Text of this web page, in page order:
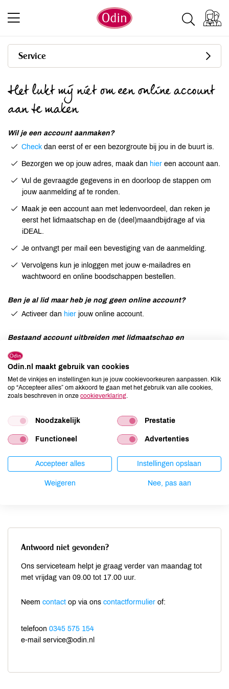
Service
Het lukt mij niet om een online account
aan te maken
Wil je een account aanmaken?
Check dan eerst of er een bezorgroute bij jou in de buurt is.
Bezorgen we op jouw adres, maak dan hier een account aan.
Vul de gevraagde gegevens in en doorloop de stappen om
jouw aanmelding af te ronden.
Maak je een account aan met ledenvoordeel, dan reken je
eerst het lidmaatschap en de (deel)maandbijdrage af via
iDEAL.
Je ontvangt per mail een bevestiging van de aanmelding.
Vervolgens kun je inloggen met jouw e-mailadres en
wachtwoord en online boodschappen bestellen.
Ben je al lid maar heb je nog geen online account?
Activeer dan hier jouw online account.
Bestaand account uitbreiden met lidmaatschap en
Log in
Doorloop de procedure om de wijziging door te voeren (let
op: de betaling moet je zelf afronden via iDEAL).
boodschappen met ledenvoordeel bestellen.
Mocht het na het volgen van deze stappen niet lukken om een
zijn bereikbaar van maandag t/m vrijdag van 09.00 tot 17.00 uur
Antwoord niet gevonden?
Ons serviceteam helpt je graag verder van maandag tot
met vrijdag van 09.00 tot 17.00 uur.
Neem contact op via ons contactformulier of:
telefoon 0345 575 154
e-mail service@odin.nl
Odin.nl maakt gebruik van cookies
Met de vinkjes en instellingen kun je jouw cookievoorkeuren aanpassen. Klik
op “Accepteer alles” om akkoord te gaan met het gebruik van alle cookies,
zoals beschreven in onze cookieverklaring
Noodzakelijk Prestatie
Functioneel Advertenties
Accepteer alles Instellingen opslaan
Weigeren Nee, pas aan